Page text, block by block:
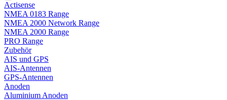
Actisense
NMEA 0183 Range
NMEA 2000 Network Range
NMEA 2000 Range
PRO Range
Zubehör
AIS und GPS
AIS-Antennen
GPS-Antennen
Anoden
Aluminium Anoden